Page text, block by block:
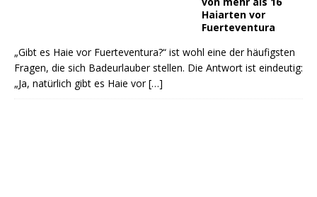
Haiarten vor
Fuerteventura
„Gibt es Haie vor Fuerteventura?“ ist wohl eine der häufigsten
Fragen, die sich Badeurlauber stellen. Die Antwort ist eindeutig:
„Ja, natürlich gibt es Haie vor[…]